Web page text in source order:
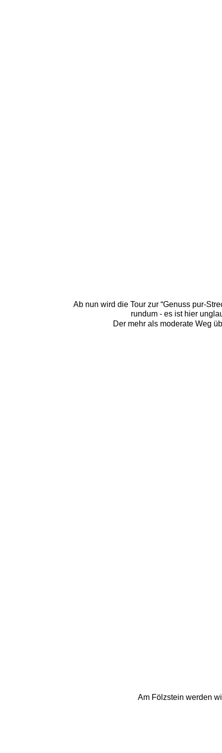
Ab nun wird die Tour zur “Genuss pur-
rundum - es ist hier
Der mehr als moderate Weg
Am Fölzstein werden